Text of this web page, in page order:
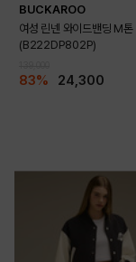
BUCKAROO
여성 린넨 와이드밴딩 M톤
(B222DP802P)
83% 24,300